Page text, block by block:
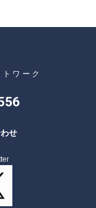
ワーク
せ